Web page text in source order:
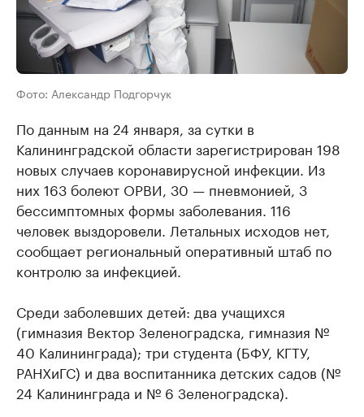
Фото: Александр Подгорчук
По данным на 24 января, за сутки в
Калининградской области зарегистрирован 198
новых случаев коронавирусной инфекции. Из
них 163 болеют ОРВИ, 30 — пневмонией, 3
бессимптомных формы заболевания. 116
человек выздоровели. Летальных исходов нет,
сообщает региональный оперативный штаб по
контролю за инфекцией.
Среди заболевших детей: два учащихся
(гимназия Вектор Зеленоградска, гимназия №
40 Калининграда); три студента (БФУ, КГТУ,
РАНХиГС) и два воспитанника детских садов (№
24 Калининграда и № 6 Зеленоградска).